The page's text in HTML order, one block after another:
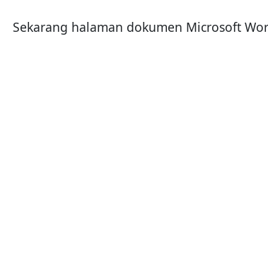
Sekarang halaman dokumen Microsoft